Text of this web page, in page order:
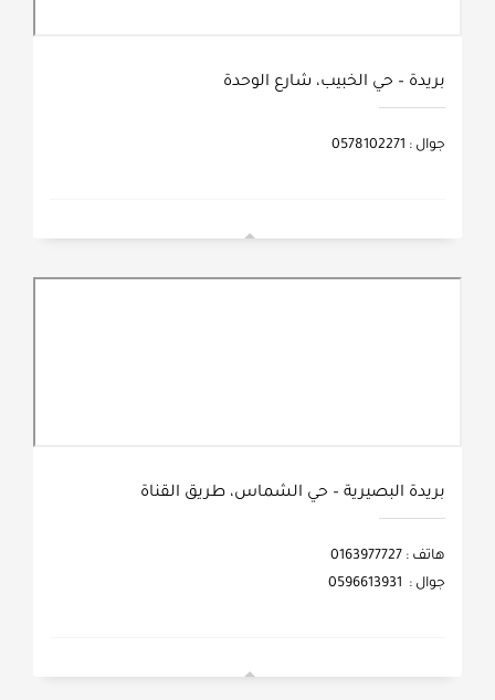
بريدة – حي الخبيب، شارع الوحدة
جوال : 0578102271
بريدة البصيرية – حي الشماس، طريق القناة
هاتف : 0163977727
جوال : 0596613931